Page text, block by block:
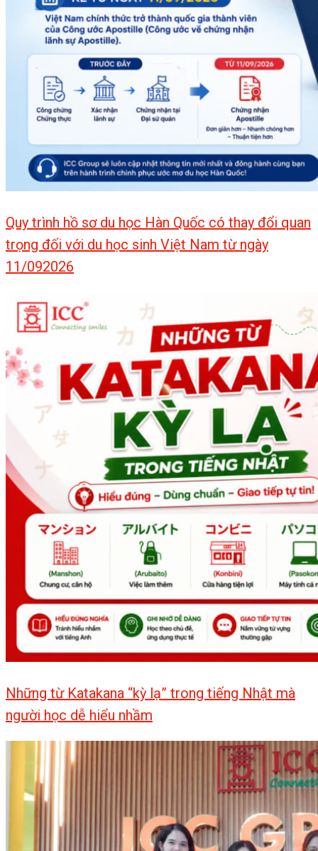
Quy trình hồ sơ du học Hàn Quốc có thay đổi quan
trọng đối với du học sinh Việt Nam từ ngày
11/092026
Những từ Katakana “kỳ lạ” trong tiếng Nhật mà
người học dễ hiểu nhầm